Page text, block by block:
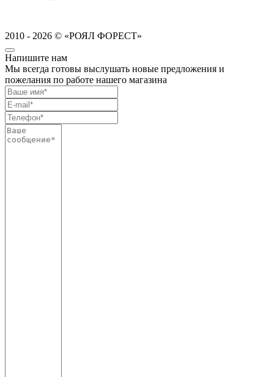
2010 - 2026 © «РОЯЛ ФОРЕСТ»
Напишите нам
Мы всегда готовы выслушать новые предложения и
пожелания по работе нашего магазина